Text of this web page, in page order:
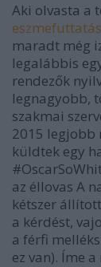
Aki olvasta a
maradt még
legalábbis
rendezők
legnagyobb,
szakmai
2015 legjobb
küldtek egy
az éllovas A
kétszer
a kérdést,
a férfi
ez van). Íme